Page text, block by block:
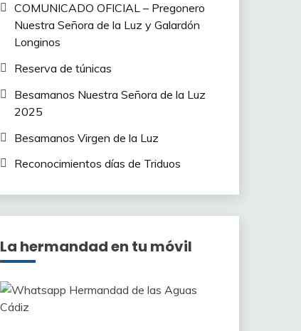
COMUNICADO OFICIAL – Pregonero
Nuestra Señora de la Luz y Galardón
Longinos
Reserva de túnicas
Besamanos Nuestra Señora de la Luz
2025
Besamanos Virgen de la Luz
Reconocimientos días de Triduos
La hermandad en tu móvil